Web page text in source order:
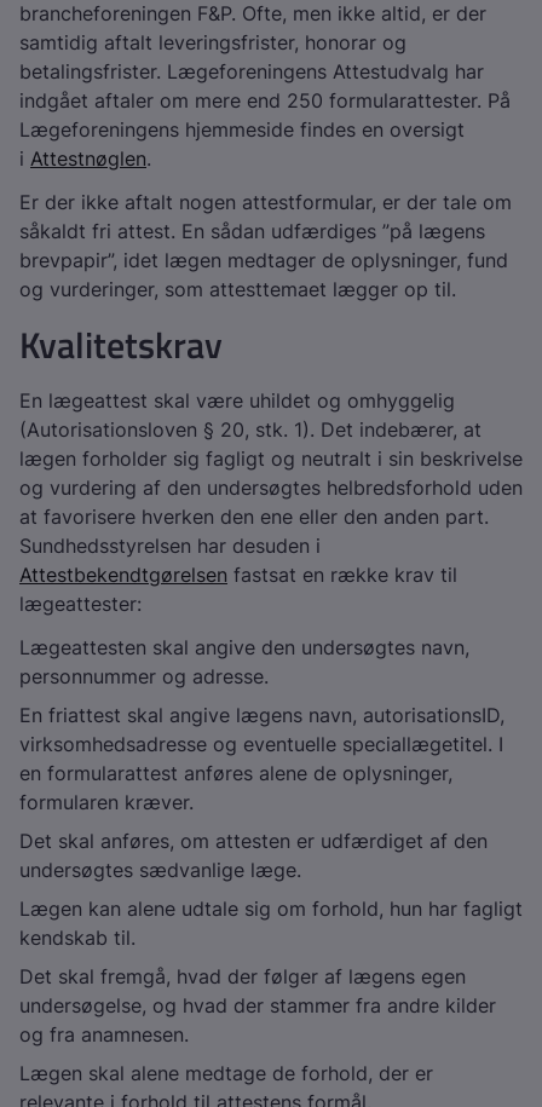
brancheforeningen F&P. Ofte, men ikke altid, er der
samtidig aftalt leveringsfrister, honorar og
betalingsfrister. Lægeforeningens Attestudvalg har
indgået aftaler om mere end 250 formularattester. På
Lægeforeningens hjemmeside findes en oversigt
i Attestnøglen.
Er der ikke aftalt nogen attestformular, er der tale om
såkaldt fri attest. En sådan udfærdiges ”på lægens
brevpapir”, idet lægen medtager de oplysninger, fund
og vurderinger, som attesttemaet lægger op til.
Kvalitetskrav
En lægeattest skal være uhildet og omhyggelig
(Autorisationsloven § 20, stk. 1). Det indebærer, at
lægen forholder sig fagligt og neutralt i sin beskrivelse
og vurdering af den undersøgtes helbredsforhold uden
at favorisere hverken den ene eller den anden part.
Sundhedsstyrelsen har desuden i
Attestbekendtgørelsen fastsat en række krav til
lægeattester:
Lægeattesten skal angive den undersøgtes navn,
personnummer og adresse.
En friattest skal angive lægens navn, autorisationsID,
virksomhedsadresse og eventuelle speciallægetitel. I
en formularattest anføres alene de oplysninger,
formularen kræver.
Det skal anføres, om attesten er udfærdiget af den
undersøgtes sædvanlige læge.
Lægen kan alene udtale sig om forhold, hun har fagligt
kendskab til.
Det skal fremgå, hvad der følger af lægens egen
undersøgelse, og hvad der stammer fra andre kilder
og fra anamnesen.
Lægen skal alene medtage de forhold, der er
relevante i forhold til attestens formål.